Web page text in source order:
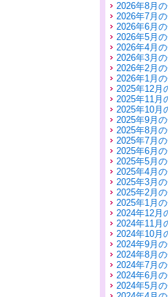
2026年8月
2026年7月
2026年6月
2026年5月
2026年4月
2026年3月
2026年2月
2026年1月
2025年12月
2025年11月
2025年10月
2025年9月
2025年8月
2025年7月
2025年6月
2025年5月
2025年4月
2025年3月
2025年2月
2025年1月
2024年12月
2024年11月
2024年10月
2024年9月
2024年8月
2024年7月
2024年6月
2024年5月